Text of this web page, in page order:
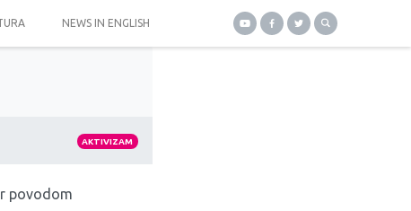
NEWS IN ENGLISH
AKTIVIZAM
povodom